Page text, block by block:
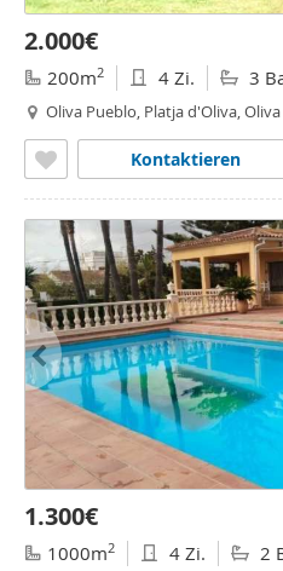
2.000€
200m2 4 Zi. 3
Oliva Pueblo, Platja d'Oliva, Oliva
Kontaktieren
1.300€
1000m2 4 Zi. 2